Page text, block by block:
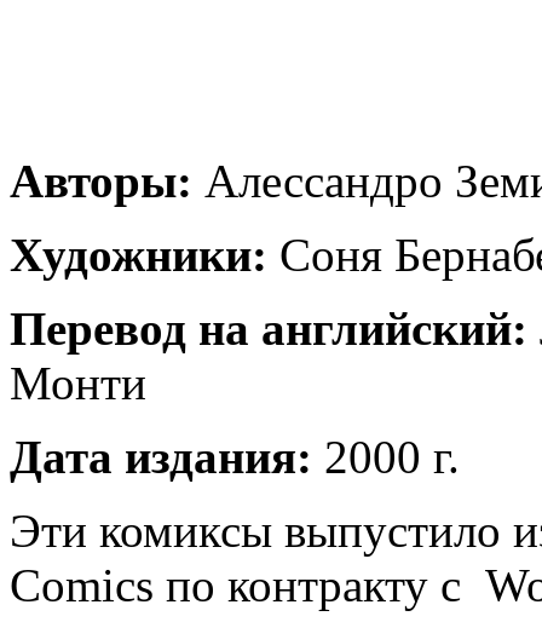
Авторы: Алессандро
Художники: Соня
Перевод на английский:
Монти
Дата издания: 2000 г.
Эти комиксы выпустило
Comics по контракту с